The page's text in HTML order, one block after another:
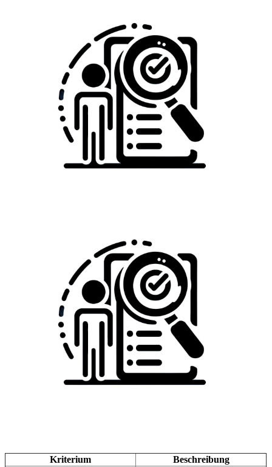
Kriterium Beschreibung